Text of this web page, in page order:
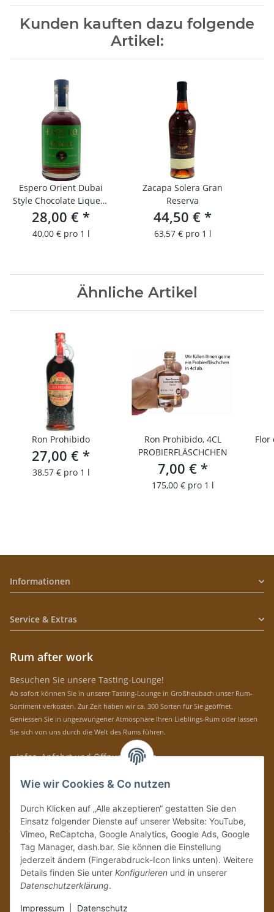
Kunden kauften dazu folgende
Artikel:
Espero Orient Dubai
Style Chocolate Liqueur
Limited Edition
28,00 € *
40,00 € pro 1 l
Zacapa Solera Gran
Reserva
44,50 € *
63,57 € pro 1 l
Ähnliche Artikel
Ron Prohibido
27,00 € *
38,57 € pro 1 l
Ron Prohibido, 4CL
PROBIERFLÄSCHCHEN
7,00 € *
175,00 € pro 1 l
Flor
Informationen
Service & Extras
Rum after work
Besuchen Sie unsere Tasting-Lounge!
Ab sofort können Sie in unserer Tasting-Lounge in Großheubach unser Rum-
Sortiment verkosten. Zur Zeit haben wir ca. 300 Sorten für Sie geöffnet.
Geniessen Sie in ungezwungener Atmosphäre Ihren Lieblings-Rum oder lassen
Sie sich von uns durch die Welt des Rums führen.
» Infos, Anfahrt und Öffnungszeiten
Immer auf dem Laufenden mit unseren aktuellen Rum-News!
Bitte senden Sie mir entsprechend IhrerDatenschutzerklärung
regelmäßig und
jederzeit widerruflich Informationen zu Ihrem Produktsortiment per E-Mail zu.
Vertrag widerrufen
Wie wir Cookies & Co nutzen
Durch Klicken auf „Alle akzeptieren“ gestatten Sie den
Einsatz folgender Dienste auf unserer Website: YouTube,
Vimeo, ReCaptcha, Google Analytics, Google Ads, Google
Tag Manager, dash.bar. Sie können die Einstellung
jederzeit ändern (Fingerabdruck-Icon links unten). Weitere
Details finden Sie unter Konfigurieren und in unserer
Datenschutzerklärung.
Impressum Datenschutz